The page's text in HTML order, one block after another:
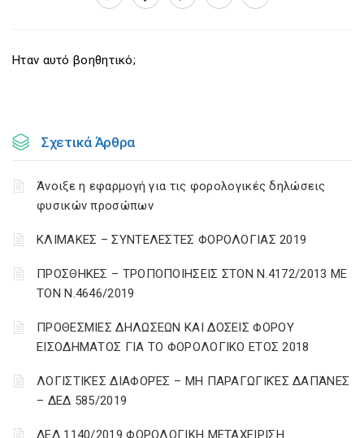
Ηταν αυτό βοηθητικό;
Σχετικά Άρθρα
Άνοιξε η εφαρμογή για τις φορολογικές δηλώσεις
φυσικών προσώπων
ΚΛΙΜΑΚΕΣ – ΣΥΝΤΕΛΕΣΤΕΣ ΦΟΡΟΛΟΓΙΑΣ 2019
ΠΡΟΣΘΗΚΕΣ – ΤΡΟΠΟΠΟΙΗΣΕΙΣ ΣΤΟΝ Ν.4172/2013 ΜΕ
ΤΟΝ Ν.4646/2019
ΠΡΟΘΕΣΜΙΕΣ ΔΗΛΩΣΕΩΝ ΚΑΙ ΔΟΣΕΙΣ ΦΟΡΟΥ
ΕΙΣΟΔΗΜΑΤΟΣ ΓΙΑ ΤΟ ΦΟΡΟΛΟΓΙΚΟ ΕΤΟΣ 2018
ΛΟΓΙΣΤΙΚΈΣ ΔΙΑΦΟΡΈΣ – ΜΗ ΠΑΡΑΓΩΓΙΚΈΣ ΔΑΠΆΝΕΣ
– ΔΕΔ 585/2019
ΔΕΔ 1140/2019 ΦΟΡΟΛΟΓΙΚΗ ΜΕΤΑΧΕΙΡΙΣΗ